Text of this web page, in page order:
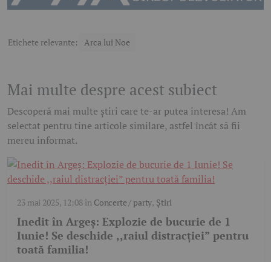
Etichete relevante: Arca lui Noe
Mai multe despre acest subiect
Descoperă mai multe știri care te-ar putea interesa! Am
selectat pentru tine articole similare, astfel încât să fii
mereu informat.
23 mai 2025, 12:08în Concerte / party, Știri
Inedit în Argeș: Explozie de bucurie de 1
Iunie! Se deschide ,,raiul distracției” pentru
toată familia!